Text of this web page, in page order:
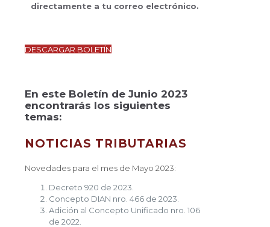
directamente a tu correo electrónico.
DESCARGAR BOLETÍN
En este Boletín de Junio 2023
encontrarás los siguientes
temas:
NOTICIAS TRIBUTARIAS
Novedades para el mes de Mayo 2023:
Decreto 920 de 2023.
Concepto DIAN nro. 466 de 2023.
Adición al Concepto Unificado nro. 106
de 2022.